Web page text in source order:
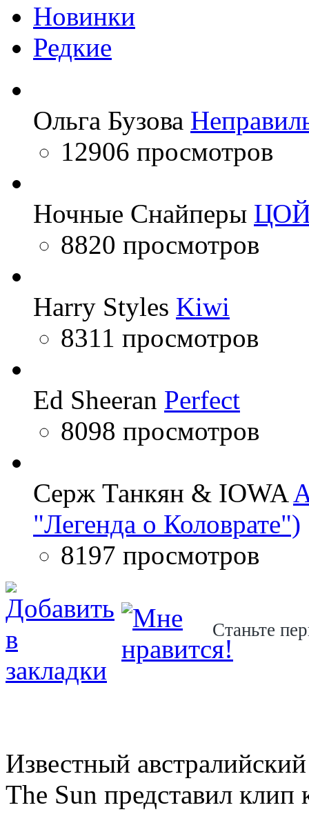
Новинки
Редкие
Ольга Бузова
12906 просмотров
Ночные Снайперы
8820 просмотров
Harry Styles Kiwi
8311 просмотров
Ed Sheeran Perfect
8098 просмотров
Серж Танкян & IOWA
"Легенда о Коловрате")
8197 просмотров
Станьте
Известный
The Sun представил